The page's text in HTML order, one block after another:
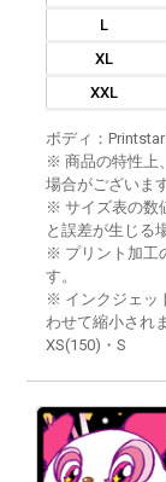
L
XL
XXL
ボディ：
※ 商品の特性上
場合がございます
※ サイズ表の数
と誤差が生じる
※ プリント加工
す。
※ インクジェッ
わせて縮小され
XS(150)・S